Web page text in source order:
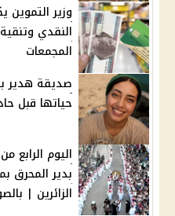
وزير
النقدي
المجمعات
صديقة هدير
حياتها قبل
اليوم الرابع
بدير المحرق
الزائرين |